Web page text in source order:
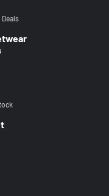
Deals